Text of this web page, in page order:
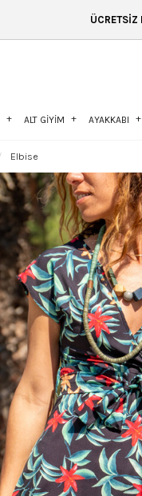
ÜCRETSİZ KARGO & 14
ALT GİYİM AYAKKABI
Elbise